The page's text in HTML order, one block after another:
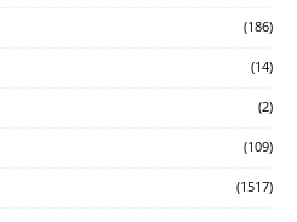
(186)
(14)
(2)
(109)
(1517)